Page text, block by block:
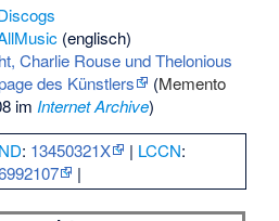
(englisch)
Charlie Rouse und Thelonious
des Künstlers
(Memento
im Internet Archive)
: 13450321X | LCCN:
|